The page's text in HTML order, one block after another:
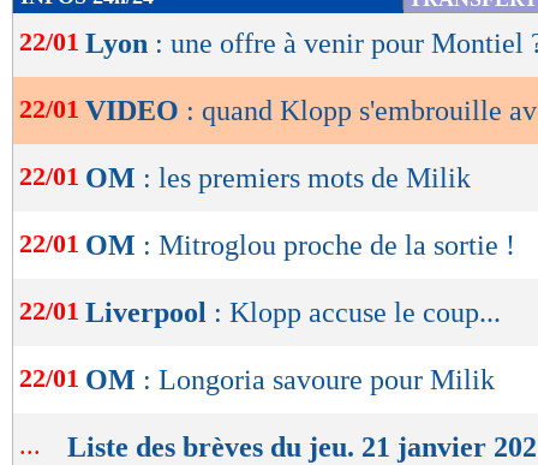
de
lecture
OK
22/01 Lyon : une offre à venir pour Montiel
22/01 VIDEO : quand Klopp s'embrouille
22/01 OM : les premiers mots de Milik
22/01 OM : Mitroglou proche de la sortie !
22/01 Liverpool : Klopp accuse le coup...
22/01 OM : Longoria savoure pour Milik
... Liste des brèves du jeu. 21 janvier